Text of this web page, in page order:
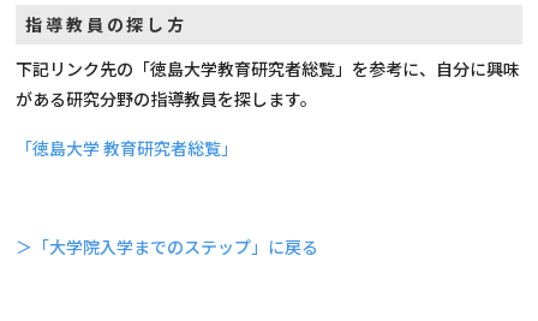
指導教員の探し方
下記リンク先の「徳島大学教育研究者総覧」を参考に、自分に興味
がある研究分野の指導教員を探します。
「徳島大学 教育研究者総覧」
＞「大学院入学までのステップ」に戻る